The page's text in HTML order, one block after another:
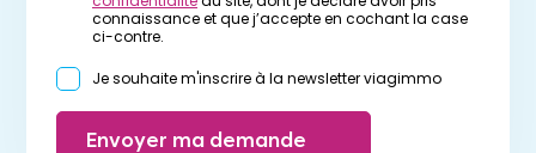
connaissance et que j’accepte en cochant la case
ci-contre.
Je souhaite m'inscrire à la newsletter viagimmo
Envoyer ma demande